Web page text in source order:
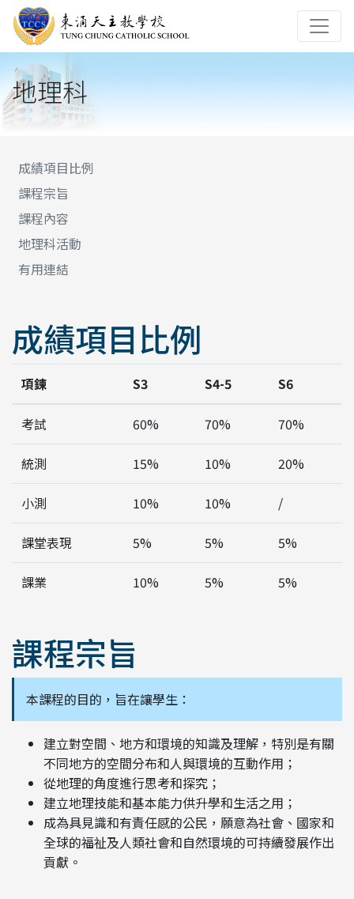
地理科
成績項目比例
課程宗旨
課程內容
地理科活動
有用連結
成績項目比例
項鍊 S3 S4-5 S6
考試 60% 70% 70%
統測 15% 10% 20%
小測 10% 10% /
課堂表現 5% 5% 5%
課業 10% 5% 5%
課程宗旨
本課程的目的，旨在讓學生：
建立對空間、地方和環境的知識及理解，特別是有關
不同地方的空間分布和人與環境的互動作用；
從地理的角度進行思考和探究；
建立地理技能和基本能力供升學和生活之用；
成為具見識和有責任感的公民，願意為社會、國家和
全球的福祉及人類社會和自然環境的可持續發展作出
貢獻。